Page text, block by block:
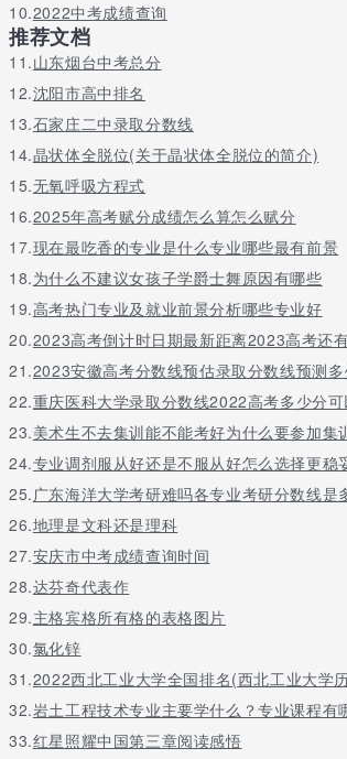
10.2022中考成绩查询
推荐文档
11.山东烟台中考总分
12.沈阳市高中排名
13.石家庄二中录取分数线
14.晶状体全脱位(关于晶状体全脱位的简介)
15.无氧呼吸方程式
16.2025年高考赋分成绩怎么算怎么赋分
17.现在最吃香的专业是什么专业哪些最有前景
18.为什么不建议女孩子学爵士舞原因有哪些
19.高考热门专业及就业前景分析哪些专业好
20.2023高考倒计时日期最新距离2023高考还
21.2023安徽高考分数线预估录取分数线预测多
22.重庆医科大学录取分数线2022高考多少分可
23.美术生不去集训能不能考好为什么要参加集
24.专业调剂服从好还是不服从好怎么选择更稳
25.广东海洋大学考研难吗各专业考研分数线是
26.地理是文科还是理科
27.安庆市中考成绩查询时间
28.达芬奇代表作
29.主格宾格所有格的表格图片
30.氯化锌
31.2022西北工业大学全国排名(西北工业大学
32.岩土工程技术专业主要学什么？专业课程有
33.红星照耀中国第三章阅读感悟